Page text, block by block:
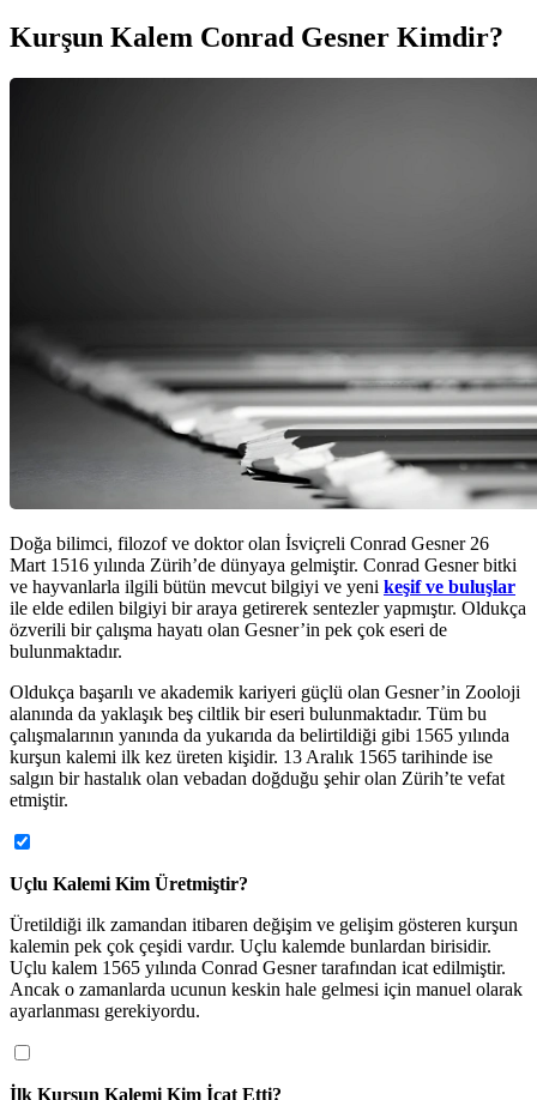
Kurşun Kalem Conrad Gesner Kimdir?
Doğa bilimci, filozof ve doktor olan İsviçreli Conrad Gesner 26
Mart 1516 yılında Zürih’de dünyaya gelmiştir. Conrad Gesner bitki
ve hayvanlarla ilgili bütün mevcut bilgiyi ve yeni keşif ve buluşlar
ile elde edilen bilgiyi bir araya getirerek sentezler yapmıştır. Oldukça
özverili bir çalışma hayatı olan Gesner’in pek çok eseri de
bulunmaktadır.
Oldukça başarılı ve akademik kariyeri güçlü olan Gesner’in Zooloji
alanında da yaklaşık beş ciltlik bir eseri bulunmaktadır. Tüm bu
çalışmalarının yanında da yukarıda da belirtildiği gibi 1565 yılında
kurşun kalemi ilk kez üreten kişidir. 13 Aralık 1565 tarihinde ise
salgın bir hastalık olan vebadan doğduğu şehir olan Zürih’te vefat
etmiştir.
Uçlu Kalemi Kim Üretmiştir?
Üretildiği ilk zamandan itibaren değişim ve gelişim gösteren kurşun
kalemin pek çok çeşidi vardır. Uçlu kalemde bunlardan birisidir.
Uçlu kalem 1565 yılında Conrad Gesner tarafından icat edilmiştir.
Ancak o zamanlarda ucunun keskin hale gelmesi için manuel olarak
ayarlanması gerekiyordu.
İlk Kurşun Kalemi Kim İcat Etti?